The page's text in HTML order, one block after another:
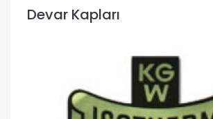
Devar Kapları